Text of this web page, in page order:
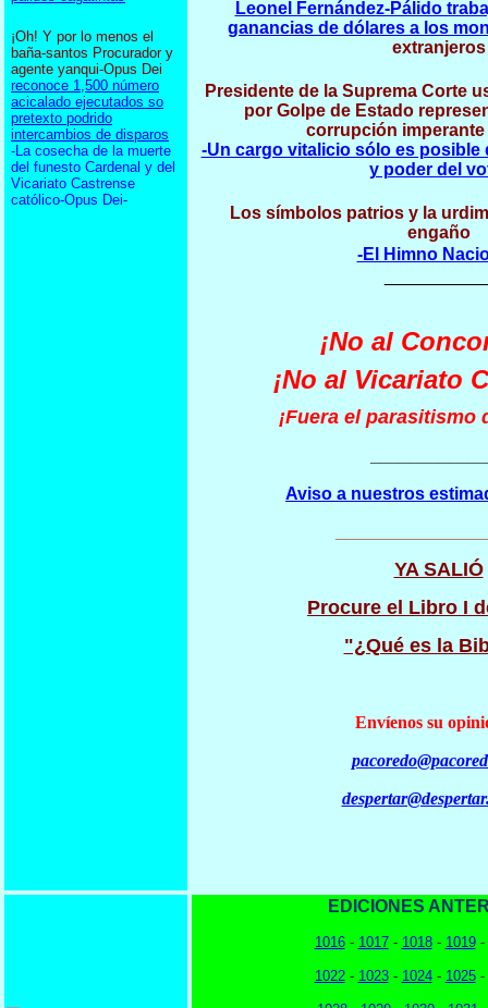
¡Oh! Y por lo menos el
baña-santos Procurador y
agente yanqui-Opus Dei
reconoce 1,500 número
acicalado ejecutados so
pretexto podrido
intercambios de disparos
-La cosecha de la muerte
del funesto Cardenal y del
Vicariato Castrense
católico-Opus Dei-
Leonel Fernández-Pálido
ganancias de dólares a los
extranjeros
Presidente de la Suprema Corte
por Golpe de Estado
corrupción
-Un cargo vitalicio sólo es posible
y poder del
Los símbolos patrios y la
engaño
-El Himno
¡No al
¡No al Vicariato
¡Fuera el parasitismo
Aviso a nuestros
YA SALIÓ
Procure el Libro I
"¿Qué es la
Envíenos su
EDICIONES
1016- 1017- 1018- 1019-
1022- 1023- 1024- 1025-